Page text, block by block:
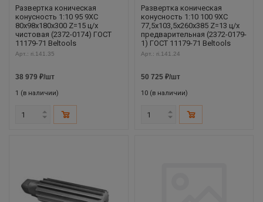
Развертка коническая
конусность 1:10 95 9ХС
80х98х180х300 Z=15 ц/х
чистовая (2372-0174) ГОСТ
11179-71 Beltools
Арт.: ri.141.35
38 979 ₽/шт
1 (в наличии)
Развертка коническая
конусность 1:10 100 9ХС
77,5х103,5х260х385 Z=13 ц/х
предварительная (2372-0179-
1) ГОСТ 11179-71 Beltools
Арт.: ri.141.24
50 725₽/шт
10 (в наличии)